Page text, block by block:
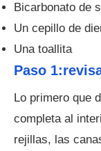
Bicarbonato de
Un cepillo de
Una toallita
Paso
Lo primero que
completa al
rejillas, las